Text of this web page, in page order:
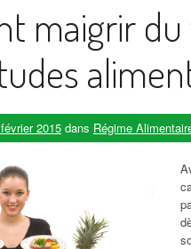
maigrir
2015 dans Régime